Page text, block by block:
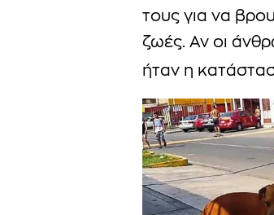
τους για να
ζωές. Αν οι
ήταν η